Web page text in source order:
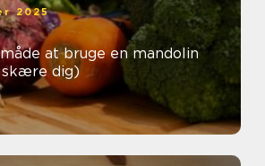
2025
at bruge en mandolin
skære dig)